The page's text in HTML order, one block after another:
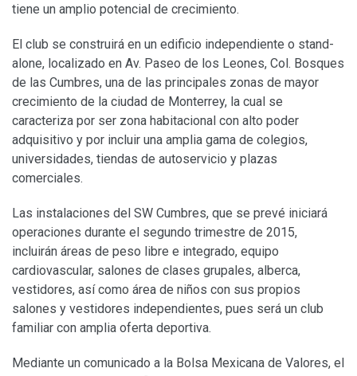
tiene un amplio potencial de crecimiento.
El club se construirá en un edificio independiente o stand-
alone, localizado en Av. Paseo de los Leones, Col. Bosques
de las Cumbres, una de las principales zonas de mayor
crecimiento de la ciudad de Monterrey, la cual se
caracteriza por ser zona habitacional con alto poder
adquisitivo y por incluir una amplia gama de colegios,
universidades, tiendas de autoservicio y plazas
comerciales.
Las instalaciones del SW Cumbres, que se prevé iniciará
operaciones durante el segundo trimestre de 2015,
incluirán áreas de peso libre e integrado, equipo
cardiovascular, salones de clases grupales, alberca,
vestidores, así como área de niños con sus propios
salones y vestidores independientes, pues será un club
familiar con amplia oferta deportiva.
Mediante un comunicado a la Bolsa Mexicana de Valores, el